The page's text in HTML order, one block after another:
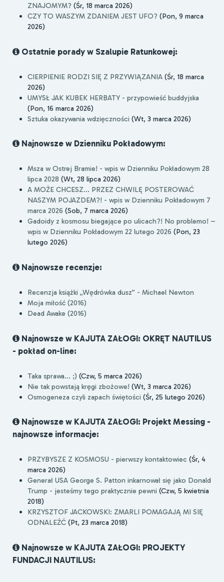
ZNAJOMYM? (Śr, 18 marca 2026)
CZY TO WASZYM ZDANIEM JEST UFO? (Pon, 9 marca
2026)
Ostatnie porady w Szalupie Ratunkowej:
CIERPIENIE RODZI SIĘ Z PRZYWIĄZANIA (Śr, 18 marca
2026)
UMYSŁ JAK KUBEK HERBATY - przypowieść buddyjska
(Pon, 16 marca 2026)
Sztuka okazywania wdzięczności (Wt, 3 marca 2026)
Najnowsze w Dzienniku Pokładowym:
Msza w Ostrej Bramie! - wpis w Dzienniku Pokładowym 28
lipca 2028 (Wt, 28 lipca 2026)
A MOŻE CHCESZ... PRZEZ CHWILĘ POSTEROWAĆ
NASZYM POJAZDEM?! - wpis w Dzienniku Pokładowym 7
marca 2026 (Sob, 7 marca 2026)
Gadoidy z kosmosu biegające po ulicach?! No problemo! –
wpis w Dzienniku Pokładowym 22 lutego 2026 (Pon, 23
lutego 2026)
Najnowsze recenzje:
Recenzja książki „Wędrówka dusz” - Michael Newton
Moja miłość (2016)
Dead Awake (2016)
Najnowsze w KAJUTA ZAŁOGI: OKRĘT NAUTILUS
- pokład on-line:
Taka sprawa... ;) (Czw, 5 marca 2026)
Nie tak powstają kręgi zbożowe! (Wt, 3 marca 2026)
Osmogeneza czyli zapach świętości (Śr, 25 lutego 2026)
Najnowsze w KAJUTA ZAŁOGI: Projekt Messing -
najnowsze informacje:
PRZYBYSZE Z KOSMOSU - pierwszy kontaktowiec (Śr, 4
marca 2026)
Generał USA George S. Patton inkarnował się jako Donald
Trump - jesteśmy tego praktycznie pewni (Czw, 5 kwietnia
2018)
KRZYSZTOF JACKOWSKI: ZMARLI POMAGAJĄ MI SIĘ
ODNALEŹĆ (Pt, 23 marca 2018)
Najnowsze w KAJUTA ZAŁOGI: PROJEKTY
FUNDACJI NAUTILUS: